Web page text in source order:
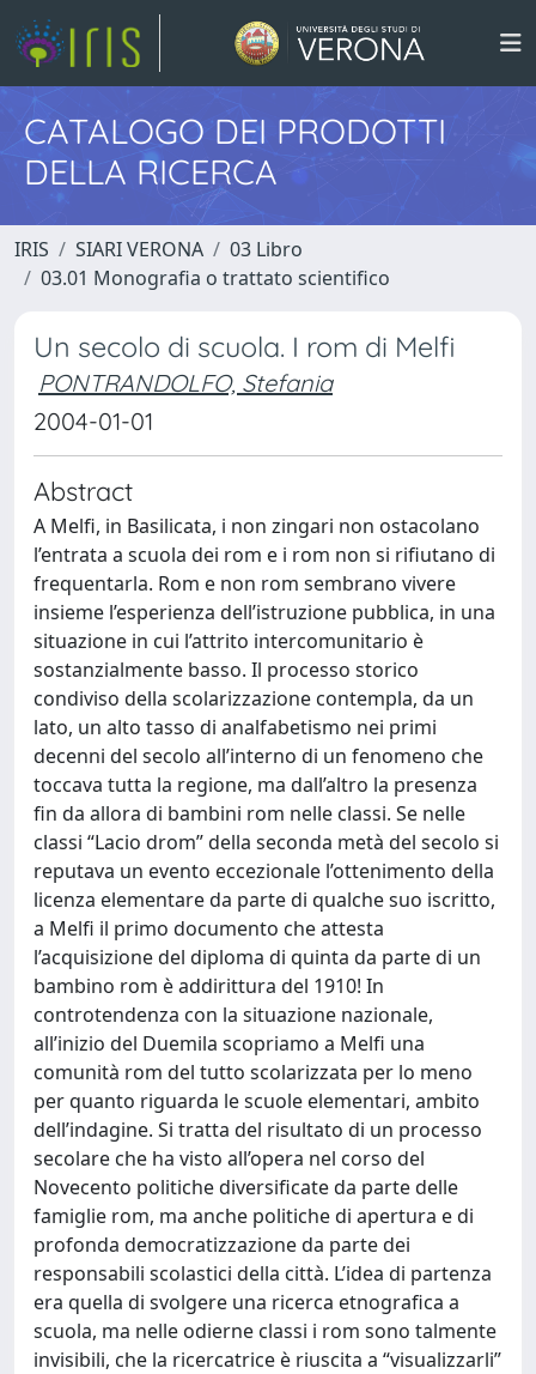
CATALOGO DEI PRODOTTI
DELLA RICERCA
IRIS SIARI VERONA
03 Libro
03.01 Monografia o trattato scientifico
Un secolo di scuola. I rom di Melfi
PONTRANDOLFO, Stefania
2004-01-01
Abstract
A Melfi, in Basilicata, i non zingari non ostacolano
l’entrata a scuola dei rom e i rom non si rifiutano di
frequentarla. Rom e non rom sembrano vivere
insieme l’esperienza dell’istruzione pubblica, in una
situazione in cui l’attrito intercomunitario è
sostanzialmente basso. Il processo storico
condiviso della scolarizzazione contempla, da un
lato, un alto tasso di analfabetismo nei primi
decenni del secolo all’interno di un fenomeno che
toccava tutta la regione, ma dall’altro la presenza
fin da allora di bambini rom nelle classi. Se nelle
classi “Lacio drom” della seconda metà del secolo si
reputava un evento eccezionale l’ottenimento della
licenza elementare da parte di qualche suo iscritto,
a Melfi il primo documento che attesta
l’acquisizione del diploma di quinta da parte di un
bambino rom è addirittura del 1910! In
controtendenza con la situazione nazionale,
all’inizio del Duemila scopriamo a Melfi una
comunità rom del tutto scolarizzata per lo meno
per quanto riguarda le scuole elementari, ambito
dell’indagine. Si tratta del risultato di un processo
secolare che ha visto all’opera nel corso del
Novecento politiche diversificate da parte delle
famiglie rom, ma anche politiche di apertura e di
profonda democratizzazione da parte dei
responsabili scolastici della città. L’idea di partenza
era quella di svolgere una ricerca etnografica a
scuola, ma nelle odierne classi i rom sono talmente
invisibili, che la ricercatrice è riuscita a “visualizzarli”